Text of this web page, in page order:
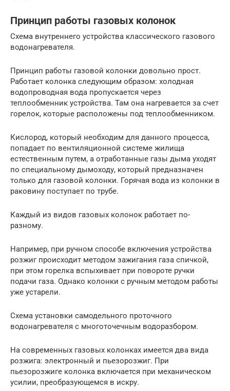
Принцип работы газовых колонок
Схема внутреннего устройства классического газового
водонагревателя.
Принцип работы газовой колонки довольно прост.
Работает колонка следующим образом: холодная
водопроводная вода пропускается через
теплообменник устройства. Там она нагревается за счет
горелок, которые расположены под теплообменником.
Кислород, который необходим для данного процесса,
попадает по вентиляционной системе жилища
естественным путем, а отработанные газы дыма уходят
по специальному дымоходу, который предназначен
только для газовой колонки. Горячая вода из колонки в
раковину поступает по трубе.
Каждый из видов газовых колонок работает по-
разному.
Например, при ручном способе включения устройства
розжиг происходит методом зажигания газа спичкой,
при этом горелка вспыхивает при повороте ручки
подачи газа. Однако колонки с ручным методом работы
уже устарели.
Схема установки самодельного проточного
водонагревателя с многоточечным водоразбором.
На современных газовых колонках имеется два вида
розжига: электронный и пьезорозжиг. При
пьезорозжиге колонка включается при механическом
усилии, преобразующемся в искру.